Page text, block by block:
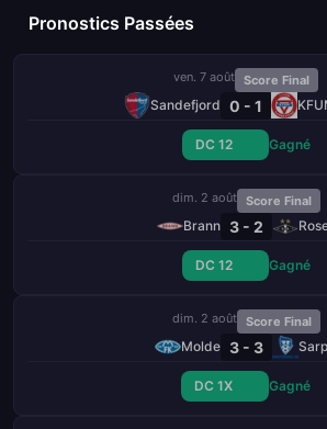
Pronostics Passées
ven. 7 août Score Final
Sandefjord 0 - 1
DC 12 Gagné
dim. 2 août Score Final
Brann 3 - 2
DC 12 Gagné
dim. 2 août Score Final
Molde 3 - 3
DC 1X Gagné